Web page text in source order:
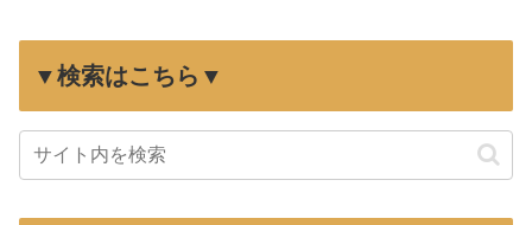
▼検索はこちら▼